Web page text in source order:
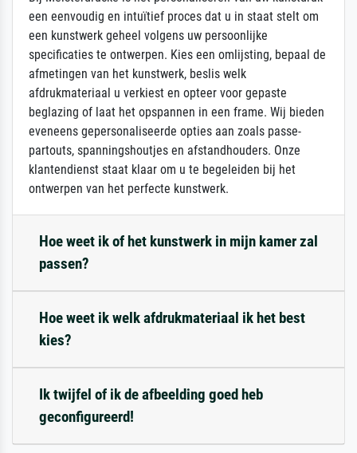
een eenvoudig en intuïtief proces dat u in staat stelt om
een kunstwerk geheel volgens uw persoonlijke
specificaties te ontwerpen. Kies een omlijsting, bepaal de
afmetingen van het kunstwerk, beslis welk
afdrukmateriaal u verkiest en opteer voor gepaste
beglazing of laat het opspannen in een frame. Wij bieden
eveneens gepersonaliseerde opties aan zoals passe-
partouts, spanningshoutjes en afstandhouders. Onze
klantendienst staat klaar om u te begeleiden bij het
ontwerpen van het perfecte kunstwerk.
Hoe weet ik of het kunstwerk in mijn kamer zal
passen?
Hoe weet ik welk afdrukmateriaal ik het best
kies?
Ik twijfel of ik de afbeelding goed heb
geconfigureerd!